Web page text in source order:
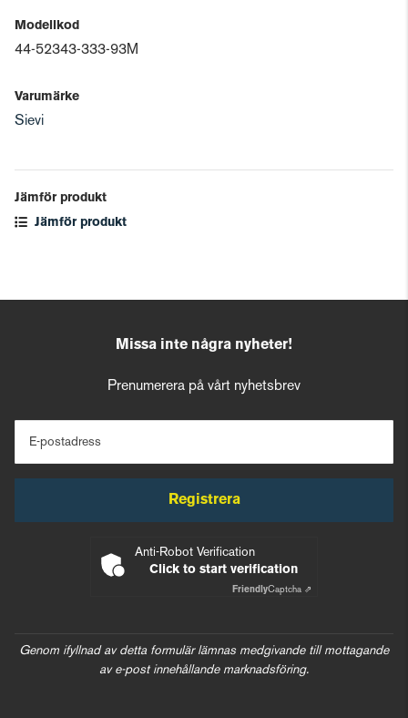
Modellkod
44-52343-333-93M
Varumärke
Sievi
Jämför produkt
Jämför produkt
Missa inte några nyheter!
Prenumerera på vårt nyhetsbrev
E-postadress
Registrera
Anti-Robot Verification
Click to start verification
FriendlyCaptcha ⇗
Genom ifyllnad av detta formulär lämnas medgivande till mottagande
av e-post innehållande marknadsföring.